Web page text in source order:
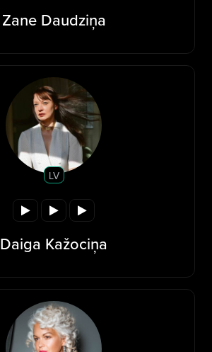
Zane Daudziņa
LV
Daiga Kažociņa